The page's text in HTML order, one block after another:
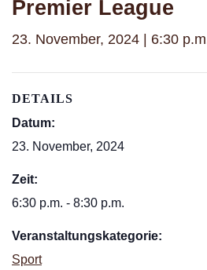
Premier League
23. November, 2024 | 6:30
DETAILS
Datum:
23. November, 2024
Zeit:
6:30 p.m. - 8:30 p.m.
Veranstaltungskategorie:
Sport